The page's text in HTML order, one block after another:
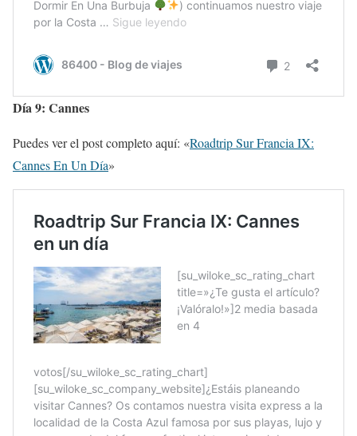
Día 9: Cannes
Puedes ver el post completo aquí: «Roadtrip Sur Francia IX:
Cannes En Un Día»